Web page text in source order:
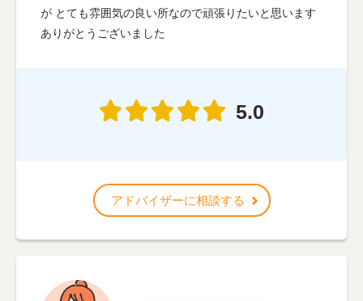
が とても雰囲気の良い所なので頑張りたいと思います
ありがとうございました
5.0
アドバイザーに相談する